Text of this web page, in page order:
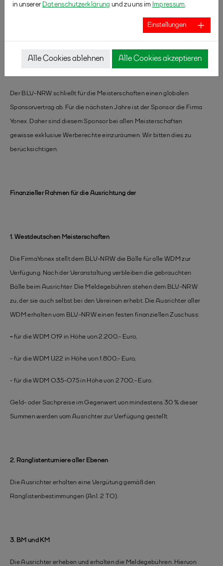
Der BLV-NRW schließt für die Meisterschaften einen globalen
Sponsorvertrag ab. Für die nächsten Jahre ist der Sponsor die Firma
Yonex. Daher sind diesem Sponsor bei allen Meisterschaften
gewisse exklusive Werberechte einzuräumen. Wir bitten dies zu
berücksichtigen.
Finanzieller Rahmen für die Ausrichtung der
1. Westdeutschen Meisterschaften
Die FirmaYonex stellt dem BLV-NRW die Bälle für alle WDM zur
Verfügung. Nach der Veranstaltung verbleiben die gebrauchten
Bälle beim Ausrichter. Die Meldegebühren stehen dem BLV-NRW
zu, der sie auch selbst bei den Vereinen erhebt. Die Ausrichter aller
WDM erhalten vom BLV-NRW einen festen finanziellen Zuschuss:
-für die WDM O19 in Höhe von 2.200,- Euro,
- für die WDM U22 in Höhe von 1.800,- Euro,
- für die WDM O35-O75 in Höhe von 2.700,- Euro.
Geld- oder Sachpreise im Gegenwert von mindestens 30 % dieser
Summen werden vom Ausrichter zur Verfügung gestellt.
2. Ranglistenturniere aller Ebenen
Die Ausrichter erhalten eine Vergütung gemäß den
Ranglistenbestimmungen (Anl. 2 TO).
3. BM und KM
Die Ausrichter erheben und erhalten die Meldegebühren. Hiervon
in unserer Datenschutzerklärung und zu uns im Impressum.
Einstellungen
Alle Cookies ablehnen Alle Cookies akzeptieren